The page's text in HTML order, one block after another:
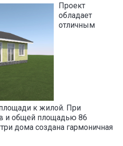
Проект
обладает
отличным
к жилой. При
и общей площадью 86
дома создана гармоничная